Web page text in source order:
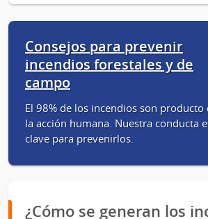
Consejos para prevenir
incendios forestales y de
campo
El 98% de los incendios son producto
la acción humana. Nuestra conducta
clave para prevenirlos.
¿Cómo se generan los